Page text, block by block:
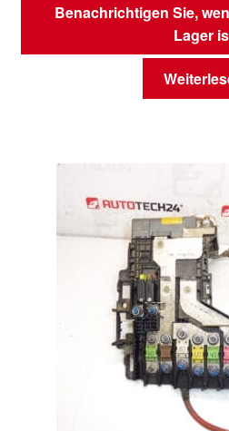
Benachrichtigen Sie,
Lager